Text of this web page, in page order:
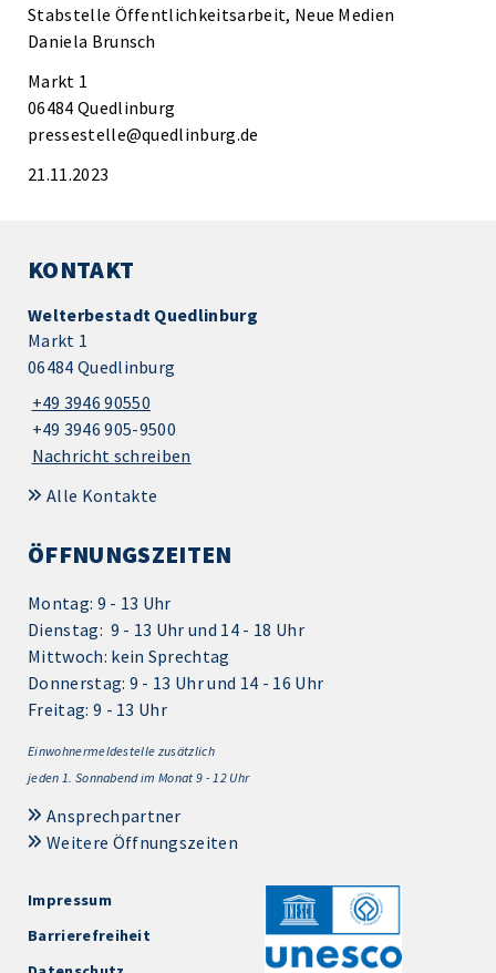
Stabstelle Öffentlichkeitsarbeit, Neue Medien
Daniela Brunsch
Markt 1
06484 Quedlinburg
pressestelle@quedlinburg.de
21.11.2023
KONTAKT
Welterbestadt Quedlinburg
Markt 1
06484 Quedlinburg
+49 3946 90550
+49 3946 905-9500
Nachricht schreiben
Alle Kontakte
ÖFFNUNGSZEITEN
Montag: 9 - 13 Uhr
Dienstag: 9 - 13 Uhr und 14 - 18 Uhr
Mittwoch: kein Sprechtag
Donnerstag: 9 - 13 Uhr und 14 - 16 Uhr
Freitag: 9 - 13 Uhr
Einwohnermeldestelle zusätzlich
jeden 1. Sonnabend im Monat 9 - 12 Uhr
Ansprechpartner
Weitere Öffnungszeiten
Impressum
Barrierefreiheit